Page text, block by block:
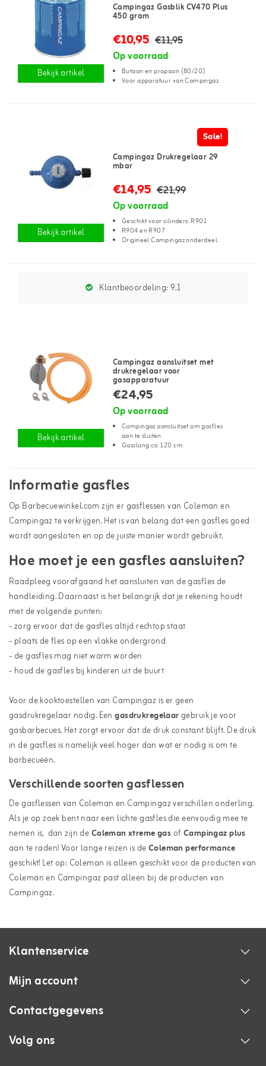
Bekijk artikel
Campingaz Gasblik CV470 Plus
450 gram
€10,95 €11,95
Op voorraad
Butaan en propaan (80/20)
Voor apparatuur van Campingaz
Bekijk artikel
Sale!
Campingaz Drukregelaar 29
mbar
€14,95 €21,99
Op voorraad
Geschikt voor cilinders: R901
R904 en R907
Origineel Campingaz onderdeel
Klantbeoordeling:9.1
Bekijk artikel
Campingaz aansluitset met
drukregelaar voor
gasapparatuur
€24,95
Op voorraad
Campingaz aansluitset om gasfles
aan te sluiten
Gasslang ca. 120 cm
Informatie gasfles
Op Barbecuewinkel.com zijn er gasflessen van Coleman en
Campingaz te verkrijgen. Het is van belang dat een gasfles goed
wordt aangesloten en op de juiste manier wordt gebruikt.
Hoe moet je een gasfles aansluiten?
Raadpleeg voorafgaand het aansluiten van de gasfles de
handleiding. Daarnaast is het belangrijk dat je rekening houdt
met de volgende punten:
- zorg ervoor dat de gasfles altijd rechtop staat
- plaats de fles op een vlakke ondergrond
- de gasfles mag niet warm worden
- houd de gasfles bij kinderen uit de buurt
Voor de kooktoestellen van Campingaz is er geen
gasdrukregelaar nodig. Eengasdrukregelaargebruik je voor
gasbarbecues. Het zorgt ervoor dat de druk constant blijft. De druk
in de gasfles is namelijk veel hoger dan wat er nodig is om te
barbecueën.
Verschillende soorten gasflessen
De gasflessen van Coleman en Campingaz verschillen onderling.
Als je op zoek bent naar een lichte gasfles die eenvoudig mee te
nemen is, dan zijn deColeman xtreme gasof Campingaz plus
aan te raden! Voor lange reizen is deColeman performance
geschikt! Let op: Coleman is alleen geschikt voor de producten van
Coleman en Campingaz past alleen bij de producten van
Campingaz.
Klantenservice
Mijn account
Contactgegevens
Volg ons